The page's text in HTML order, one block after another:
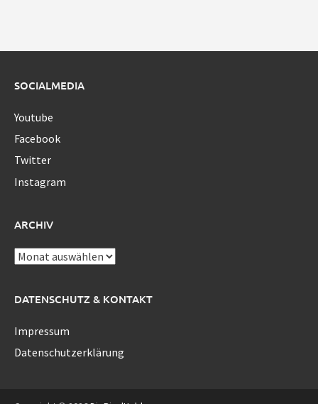
SOCIALMEDIA
Youtube
Facebook
Twitter
Instagram
ARCHIV
Archiv
DATENSCHUTZ & KONTAKT
Impressum
Datenschutzerklärung